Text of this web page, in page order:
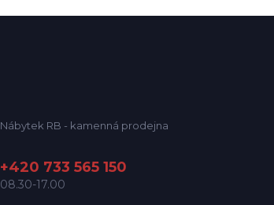
Nábytek RB - kamenná prodejna
+420 733 565 150
08.30-17.00